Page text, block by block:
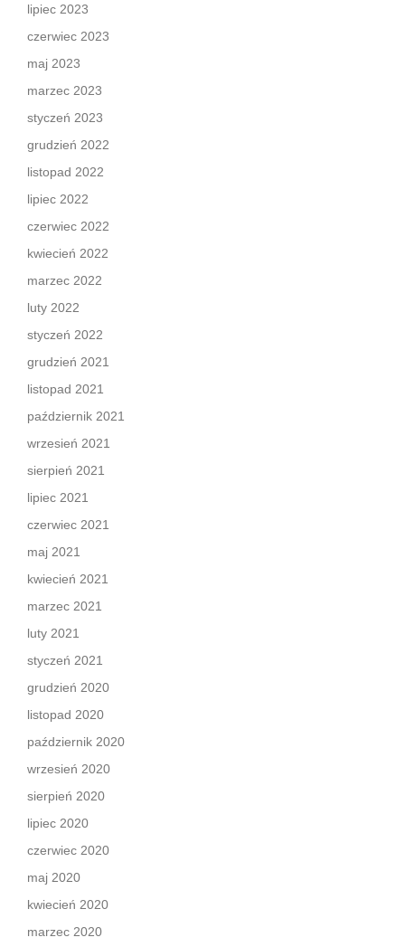
lipiec 2023
czerwiec 2023
maj 2023
marzec 2023
styczeń 2023
grudzień 2022
listopad 2022
lipiec 2022
czerwiec 2022
kwiecień 2022
marzec 2022
luty 2022
styczeń 2022
grudzień 2021
listopad 2021
październik 2021
wrzesień 2021
sierpień 2021
lipiec 2021
czerwiec 2021
maj 2021
kwiecień 2021
marzec 2021
luty 2021
styczeń 2021
grudzień 2020
listopad 2020
październik 2020
wrzesień 2020
sierpień 2020
lipiec 2020
czerwiec 2020
maj 2020
kwiecień 2020
marzec 2020